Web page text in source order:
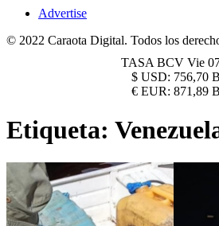
Advertise
© 2022 Caraota Digital. Todos los
TASA BCV Vie
$ USD: 756,70
€ EUR: 871,89
Etiqueta: